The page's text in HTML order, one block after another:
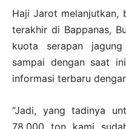
Haji Jarot melanjutkan,
terakhir di Bappanas,
kuota serapan
sampai dengan saat
informasi terbaru
“Jadi, yang tadinya
78.000 ton kami